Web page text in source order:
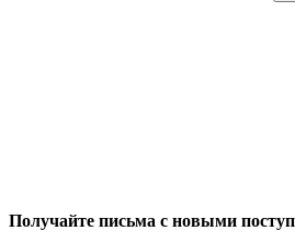
Получайте письма с новыми